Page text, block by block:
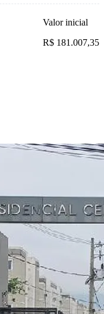
Valor inicial
R$ 181.007,35